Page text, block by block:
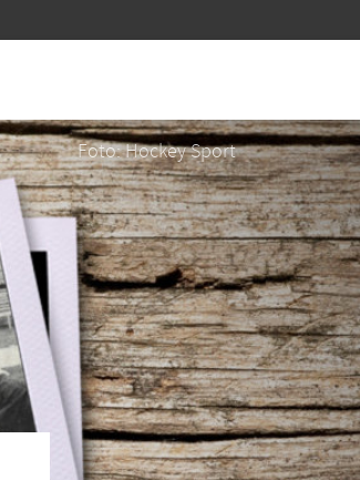
Foto: Hockey Sport